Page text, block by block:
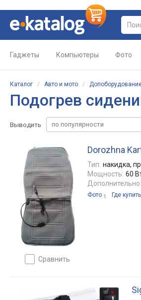
Гаджеты Компьютеры Фото
Каталог / Авто и мото /
Подогрев
Выводить по популярности
сравнить
Dorozhna
Тип: накидка,
Мощность: 60
Дополнительно:
Фото 1 Где купить